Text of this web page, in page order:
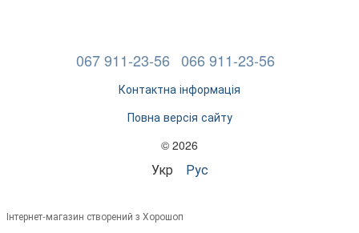
067 911-23-56 066 911-23-56
Контактна інформація
Повна версія сайту
© 2026
Укр Рус
Інтернет-магазин створений з Хорошоп